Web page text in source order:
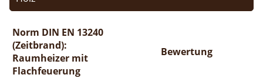
Norm DIN EN 13240
(Zeitbrand):
Raumheizer mit
Flachfeuerung
Bewertung